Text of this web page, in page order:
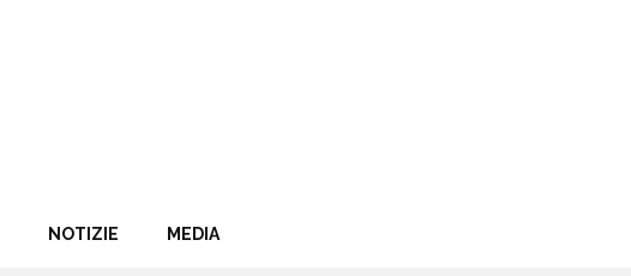
NOTIZIE MEDIA